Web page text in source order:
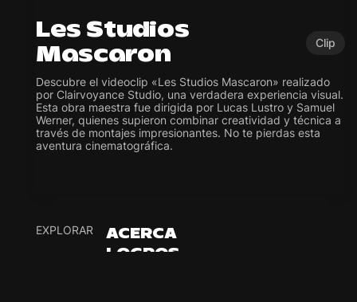
Les Studios
Mascaron
Clip
Descubre el videoclip «Les Studios Mascaron» realizado
por Clairvoyance Studio, una verdadera experiencia visual.
Esta obra maestra fue dirigida por Lucas Lustro y Samuel
Werner, quienes supieron combinar creatividad y técnica a
través de montajes impresionantes. No te pierdas esta
aventura cinematográfica.
EXPLORAR
ACERCA
LOGROS